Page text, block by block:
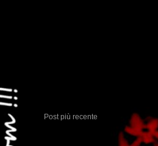
Post più recente